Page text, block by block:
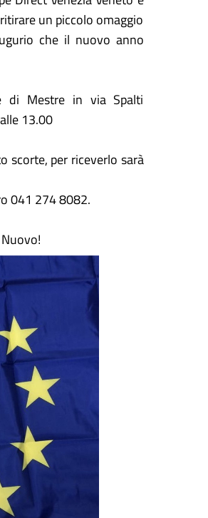
un piccolo omaggio
che il nuovo anno
di Mestre in via Spalti
13.00
scorte, per riceverlo sarà
041 274 8082.